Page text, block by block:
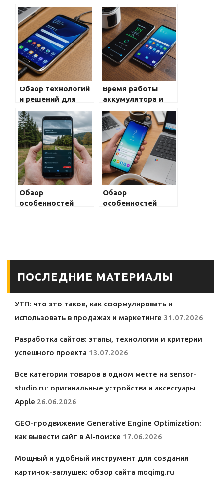
Обзор технологий
и решений для
экономии заряда
аккумулятора в
Galaxy: как
продлить время
работы смартфона
Время работы
аккумулятора и
его емкость в
Samsung Galaxy:
все, что нужно
знать
Обзор
особенностей
Обзор
особенностей
Samsung?
ПОСЛЕДНИЕ МАТЕРИАЛЫ
УТП: что это такое, как сформулировать и
использовать в продажах и маркетинге 31.07.2026
Разработка сайтов: этапы, технологии и критерии
успешного проекта 13.07.2026
Все категории товаров в одном месте на sensor-
studio.ru: оригинальные устройства и аксессуары
Apple 26.06.2026
GEO-продвижение Generative Engine Optimization:
как вывести сайт в AI-поиске 17.06.2026
Мощный и удобный инструмент для создания
картинок-заглушек: обзор сайта moqimg.ru